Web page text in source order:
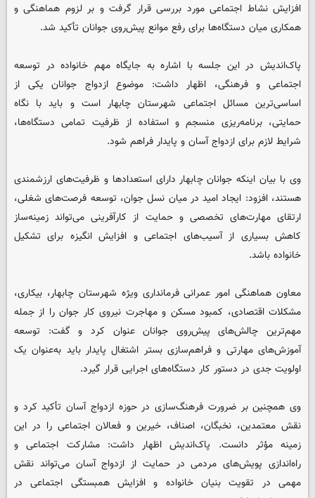
افزایش نشاط اجتماعی مورد بررسی قرار گرفت و بر لزوم هماهنگی و
همکاری میان دستگاه‌ها برای رفع موانع پیش‌روی جوانان تأکید شد.
پاک‌اندیش در این جلسه با اشاره به جایگاه مهم خانواده در توسعه
اجتماعی و فرهنگی، اظهار داشت: موضوع ازدواج جوانان یکی از
اساسی‌ترین مسائل اجتماعی شهرستان چابهار است و باید با نگاه
حمایتی، برنامه‌ریزی منسجم و استفاده از ظرفیت تمامی دستگاه‌ها،
شرایط لازم برای ازدواج آسان و پایدار فراهم شود.
وی با بیان اینکه جوانان چابهار دارای استعدادها و ظرفیت‌های ارزشمندی
هستند، افزود: ایجاد امید در میان نسل جوان، توسعه فرصت‌های شغلی،
ارتقای مهارت‌های تخصصی و حمایت از کارآفرینی می‌تواند زمینه‌ساز
کاهش بسیاری از آسیب‌های اجتماعی و افزایش انگیزه برای تشکیل
خانواده باشد.
معاون هماهنگی امور عمرانی فرمانداری ویژه شهرستان چابهار، بیکاری،
مشکلات اقتصادی، کمبود مسکن و مهاجرت نیروی کار جوان را از جمله
مهم‌ترین چالش‌های پیش‌روی جوانان عنوان کرد و گفت: توسعه
آموزش‌های مهارتی و فراهم‌سازی بستر اشتغال پایدار باید به‌عنوان یک
اولویت جدی در دستور کار دستگاه‌های اجرایی قرار گیرد.
وی همچنین بر ضرورت فرهنگ‌سازی در حوزه ازدواج آسان تأکید کرد و
نقش معتمدین، نخبگان، اصناف، خیرین و فعالان اجتماعی را در این
زمینه مؤثر دانست. پاک‌اندیش اظهار داشت: مشارکت اجتماعی و
راه‌اندازی پویش‌های مردمی در حمایت از ازدواج آسان می‌تواند نقش
مهمی در تقویت بنیان خانواده و افزایش همبستگی اجتماعی در